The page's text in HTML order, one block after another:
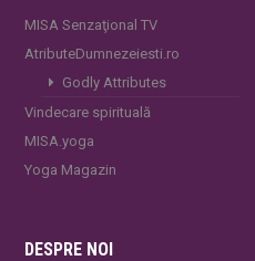
MISA Senzaţional TV
AtributeDumnezeiesti.ro
Godly Attributes
Vindecare spirituală
MISA.yoga
Yoga Magazin
DESPRE NOI